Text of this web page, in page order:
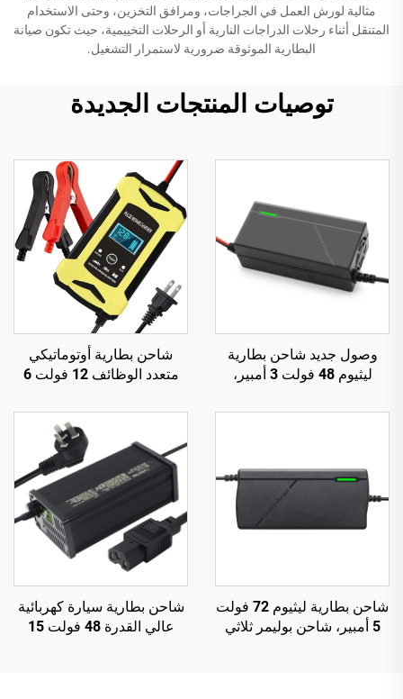
مثالية لورش العمل في الجراجات، ومرافق التخزين، وحتى الاستخدام
المتنقل أثناء رحلات الدراجات النارية أو الرحلات التخييمية، حيث تكون صيانة
البطارية الموثوقة ضرورية لاستمرار التشغيل.
توصيات المنتجات الجديدة
وصول جديد شاحن بطارية
ليثيوم 48 فولت 3 أمبير،
48 فولت، 54.6 فولت، 58.8
واط تيار مستمر
شاحن بطارية أوتوماتيكي
متعدد الوظائف 12 فولت 6
Cargador De Bateria De
للسيارة والدراجة النارية
والسكوتر، مع شاشة LCD
وحماية OTP، كهربائي
شاحن بطارية ليثيوم 72 فولت
5 أمبير، شاحن بوليمر ثلاثي
شاحن بطارية سيارة كهربائية
عالي القدرة 48 فولت 15